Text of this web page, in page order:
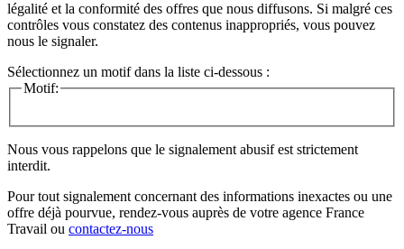
légalité et la conformité des offres que nous diffusons. Si malgré ces
contrôles vous constatez des contenus inappropriés, vous pouvez
nous le signaler.
Sélectionnez un motif dans la liste ci-dessous :
Motif:
Nous vous rappelons que le signalement abusif est strictement
interdit.
Pour tout signalement concernant des informations inexactes ou une
offre déjà pourvue, rendez-vous auprès de votre agence France
Travail ou contactez-nous